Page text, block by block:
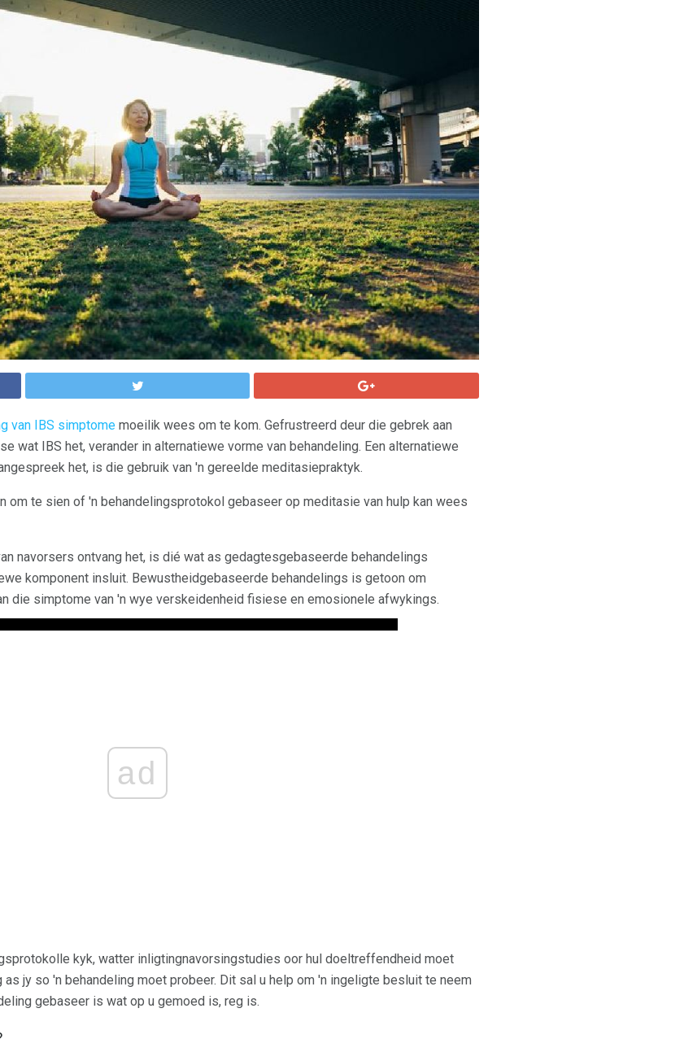
van IBS simptome moeilik wees om te kom. Gefrustreerd deur die gebrek aan
wat IBS het, verander in alternatiewe vorme van behandeling. Een alternatiewe
het, is die gebruik van 'n gereelde meditasiepraktyk.
om te sien of 'n behandelingsprotokol gebaseer op meditasie van hulp kan wees
navorsers ontvang het, is dié wat as gedagtesgebaseerde behandelings
komponent insluit. Bewustheidgebaseerde behandelings is getoon om
die simptome van 'n wye verskeidenheid fisiese en emosionele afwykings.
ad
kyk, watter inligtingnavorsingstudies oor hul doeltreffendheid moet
jy so 'n behandeling moet probeer. Dit sal u help om 'n ingeligte besluit te neem
gebaseer is wat op u gemoed is, reg is.